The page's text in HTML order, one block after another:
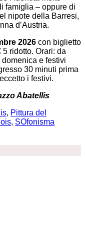
famiglia – oppure di
nipote della Barresi,
d’Austria.
2026 con biglietto
ridotto. Orari: da
e festivi
30 minuti prima
i festivi.
Abatellis
, Pittura del
, SOfonisma